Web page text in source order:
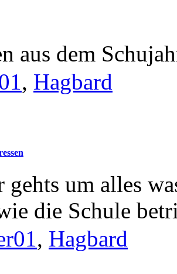
aus dem
, Hagbard
gehts um alles
die Schule
, Hagbard